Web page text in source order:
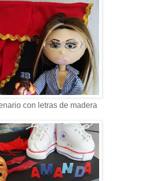
con letras de madera